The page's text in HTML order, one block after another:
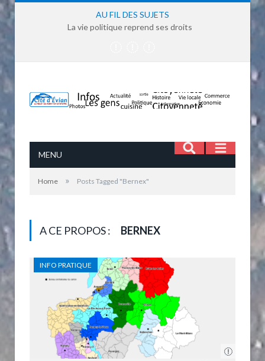
AU FIL DES SUJETS
La vie politique reprend ses droits
MENU
Home » Posts Tagged "Bernex"
A CE PROPOS : BERNEX
INFO PRATIQUE